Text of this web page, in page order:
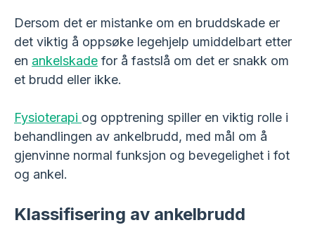
Dersom det er mistanke om en bruddskade er
det viktig å oppsøke legehjelp umiddelbart etter
en ankelskade for å fastslå om det er snakk om
et brudd eller ikke.
Fysioterapi og opptrening spiller en viktig rolle i
behandlingen av ankelbrudd, med mål om å
gjenvinne normal funksjon og bevegelighet i fot
og ankel.
Klassifisering av ankelbrudd